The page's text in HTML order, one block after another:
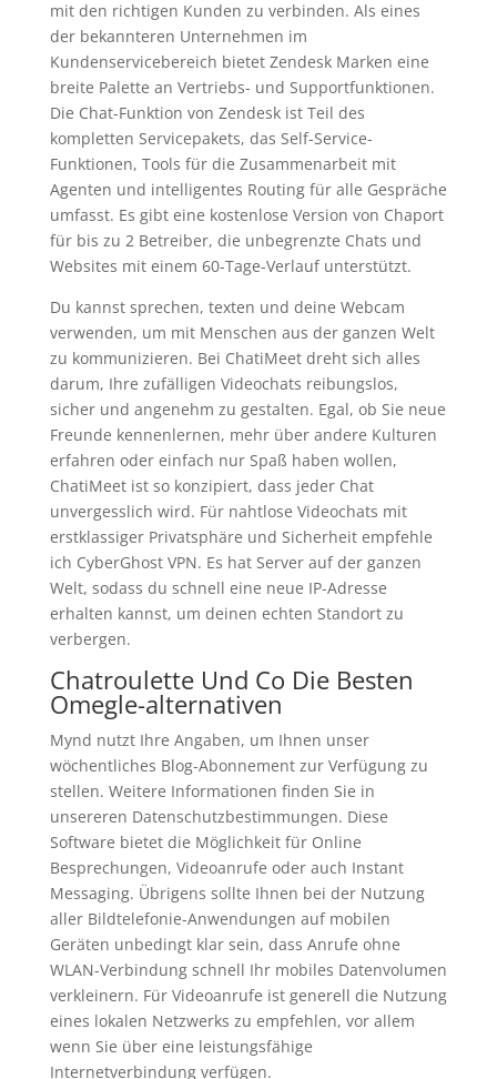
mit den richtigen Kunden zu verbinden. Als eines
der bekannteren Unternehmen im
Kundenservicebereich bietet Zendesk Marken eine
breite Palette an Vertriebs- und Supportfunktionen.
Die Chat-Funktion von Zendesk ist Teil des
kompletten Servicepakets, das Self-Service-
Funktionen, Tools für die Zusammenarbeit mit
Agenten und intelligentes Routing für alle Gespräche
umfasst. Es gibt eine kostenlose Version von Chaport
für bis zu 2 Betreiber, die unbegrenzte Chats und
Websites mit einem 60-Tage-Verlauf unterstützt.
Du kannst sprechen, texten und deine Webcam
verwenden, um mit Menschen aus der ganzen Welt
zu kommunizieren. Bei ChatiMeet dreht sich alles
darum, Ihre zufälligen Videochats reibungslos,
sicher und angenehm zu gestalten. Egal, ob Sie neue
Freunde kennenlernen, mehr über andere Kulturen
erfahren oder einfach nur Spaß haben wollen,
ChatiMeet ist so konzipiert, dass jeder Chat
unvergesslich wird. Für nahtlose Videochats mit
erstklassiger Privatsphäre und Sicherheit empfehle
ich CyberGhost VPN. Es hat Server auf der ganzen
Welt, sodass du schnell eine neue IP-Adresse
erhalten kannst, um deinen echten Standort zu
verbergen.
Chatroulette Und Co Die Besten
Omegle-alternativen
Mynd nutzt Ihre Angaben, um Ihnen unser
wöchentliches Blog-Abonnement zur Verfügung zu
stellen. Weitere Informationen finden Sie in
unsereren Datenschutzbestimmungen. Diese
Software bietet die Möglichkeit für Online
Besprechungen, Videoanrufe oder auch Instant
Messaging. Übrigens sollte Ihnen bei der Nutzung
aller Bildtelefonie-Anwendungen auf mobilen
Geräten unbedingt klar sein, dass Anrufe ohne
WLAN-Verbindung schnell Ihr mobiles Datenvolumen
verkleinern. Für Videoanrufe ist generell die Nutzung
eines lokalen Netzwerks zu empfehlen, vor allem
wenn Sie über eine leistungsfähige
Internetverbindung verfügen.